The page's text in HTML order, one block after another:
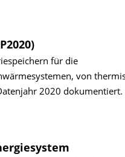
für die
von
2020 dokumentiert.